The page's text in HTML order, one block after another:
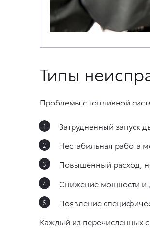
Типы
Проблемы с топливной
Затрудненный запуск
Нестабильная работа
Повышенный расход,
Снижение мощности и
Появление
Каждый из перечисленных